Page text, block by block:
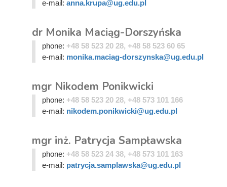
e-mail: anna.krupa@ug.edu.pl
dr Monika Maciąg-Dorszyńska
phone: +48 58 523 20 28, +48 58 523 60 65
e-mail: monika.maciag-dorszynska@ug.edu.pl
mgr Nikodem Ponikwicki
phone: +48 58 523 20 28, +48 573 101 166
e-mail: nikodem.ponikwicki@ug.edu.pl
mgr inż. Patrycja Sampławska
phone: +48 58 523 24 38, +48 573 101 163
e-mail: patrycja.samplawska@ug.edu.pl